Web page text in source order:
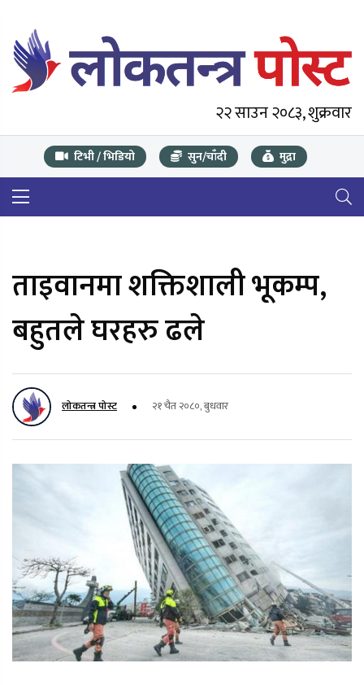
२२ साउन २०८३, शुक्रवार
टिभी / भिडियो सुन/चाँदी मुद्रा
ताइवानमा शक्तिशाली भूकम्प,
बहुतले घरहरु ढले
लोकतन्त्र पोस्ट २१ चैत २०८०, बुधवार